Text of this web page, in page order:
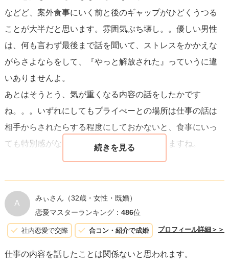
てください。
また、声のトーンはは気持ち高めに。男性の話を聞いてい
る時は、「うんうん」と反応するだけでなく、深くうなず
いたり、微笑んだり、手を動かしたりしましょう。常にど
こかを動かして「聞いています」とアピールします。この
動作は、激しくするのではなく、意識してゆっくり行いま
す。真面目な話であれば、ゆっくり瞬きをするのもおすす
めです。
そして、お礼の連絡が業務的になっていませんか？
「先日はありがとうございました。とても楽しかったで
す。」はNGです。送るなら、疑問系で終わる内容にしまし
ょう。ラインであれば、スタンプで返されない内容です。
などど、案外食事にいく前と後のギャップがひどくうつる
ことが大半だと思います。雰囲気ぶち壊し。。優しい男性
は、何も言わず最後まで話を聞いて、ストレスをかかえな
がらさよならをして、『やっと解放された』っていうに違
いありませんよ。
あとはそうとう、気が重くなる内容の話をしたかです
ね。。。いずれにしてもプライべーとの場所は仕事の話は
相手からされたらする程度にしておかないと、食事にいっ
ても特別感がなく、もったいない時間になりますね。
A
みぃさん （32歳・女性・既婚）
恋愛マスターランキング： 486位
社内恋愛で交際 合コン・紹介で成婚 プロフィール詳細＞＞
仕事の内容を話したことは関係ないと思われます。